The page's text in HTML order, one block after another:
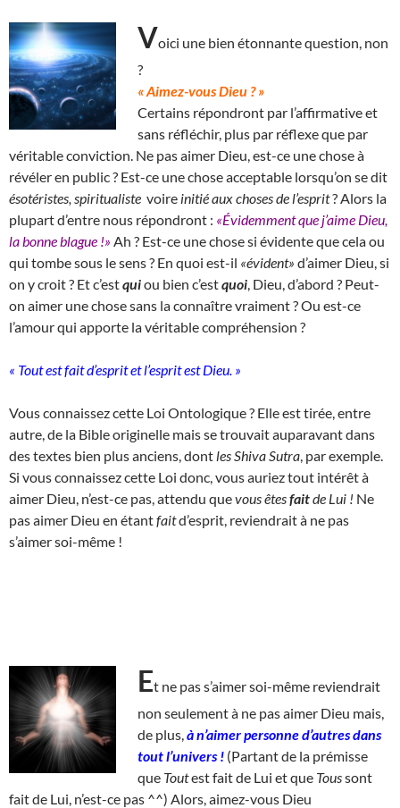
Voici une bien étonnante question, non
?
« Aimez-vous Dieu ? »
Certains répondront par l’affirmative et
sans réfléchir, plus par réflexe que par
véritable conviction. Ne pas aimer Dieu, est-ce une chose à
révéler en public ? Est-ce une chose acceptable lorsqu’on se dit
ésotéristes, spiritualiste voire initié aux choses de l’esprit? Alors la
plupart d’entre nous répondront : «Évidemment que j’aime Dieu,
la bonne blague !» Ah ? Est-ce une chose si évidente que cela ou
qui tombe sous le sens ? En quoi est-il «évident» d’aimer Dieu, si
on y croit ? Et c’estquiou bien c’estquoi , Dieu, d’abord ? Peut-
on aimer une chose sans la connaître vraiment ? Ou est-ce
l’amour qui apporte la véritable compréhension ?
« Tout est fait d’esprit et l’esprit est Dieu. »
Vous connaissez cette Loi Ontologique ? Elle est tirée, entre
autre, de la Bible originelle mais se trouvait auparavant dans
des textes bien plus anciens, dont les Shiva Sutra , par exemple.
Si vous connaissez cette Loi donc, vous auriez tout intérêt à
aimer Dieu, n’est-ce pas, attendu quevous êtesfaitde Lui ! Ne
pas aimer Dieu en étantfaitd’esprit, reviendrait à ne pas
s’aimer soi-même !
Et ne pas s’aimer soi-même reviendrait
non seulement à ne pas aimer Dieu mais,
de plus, à n’aimer personne d’autres dans
tout l’univers ! (Partant de la prémisse
que Toutest fait de Lui et que Toussont
fait de Lui, n’est-ce pas ^^) Alors, aimez-vous Dieu